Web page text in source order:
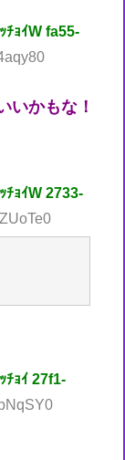
ﾁｮｲW fa55-
いかもな！
ﾁｮｲW 2733-
ﾁｮｲ 27f1-